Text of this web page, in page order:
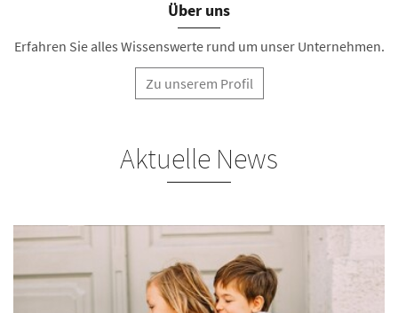
Über uns
Erfahren Sie alles Wissenswerte rund um unser Unternehmen.
Zu unserem Profil
Aktuelle News